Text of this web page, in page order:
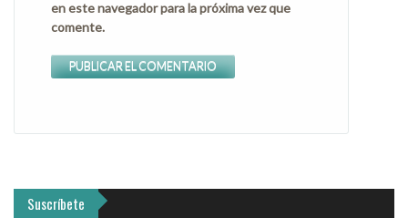
en este navegador para la próxima vez que
comente.
Suscríbete